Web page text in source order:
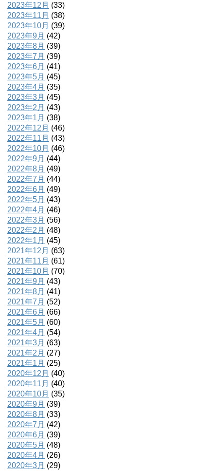
2023年12月 (33)
2023年11月 (38)
2023年10月 (39)
2023年9月 (42)
2023年8月 (39)
2023年7月 (39)
2023年6月 (41)
2023年5月 (45)
2023年4月 (35)
2023年3月 (45)
2023年2月 (43)
2023年1月 (38)
2022年12月 (46)
2022年11月 (43)
2022年10月 (46)
2022年9月 (44)
2022年8月 (49)
2022年7月 (44)
2022年6月 (49)
2022年5月 (43)
2022年4月 (46)
2022年3月 (56)
2022年2月 (48)
2022年1月 (45)
2021年12月 (63)
2021年11月 (61)
2021年10月 (70)
2021年9月 (43)
2021年8月 (41)
2021年7月 (52)
2021年6月 (66)
2021年5月 (60)
2021年4月 (54)
2021年3月 (63)
2021年2月 (27)
2021年1月 (25)
2020年12月 (40)
2020年11月 (40)
2020年10月 (35)
2020年9月 (39)
2020年8月 (33)
2020年7月 (42)
2020年6月 (39)
2020年5月 (48)
2020年4月 (26)
2020年3月 (29)